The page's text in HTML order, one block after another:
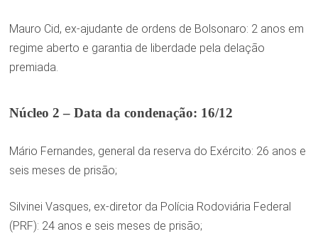
Mauro Cid, ex-ajudante de ordens de Bolsonaro: 2 anos em
regime aberto e garantia de liberdade pela delação
premiada.
Núcleo 2 – Data da condenação: 16/12
Mário Fernandes, general da reserva do Exército: 26 anos e
seis meses de prisão;
Silvinei Vasques, ex-diretor da Polícia Rodoviária Federal
(PRF): 24 anos e seis meses de prisão;